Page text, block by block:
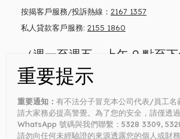
按揭客戶服務/投訴熱線： 2167 1357
私人貸款客戶服務: 2155 1860
（週一至週五，上午 9 點至下
Money lender’s license no: 0371/2026
重要通知：有不法分子冒充本公司代表/員工名
請大家務必提高警覺。為了您的安全，請僅透
WhatsApp 號碼與我們聯繫：5328 3309,
請勿向任何未經驗證的來源透露您的個人或財務